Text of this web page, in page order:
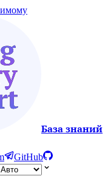
База знаний
GitHub